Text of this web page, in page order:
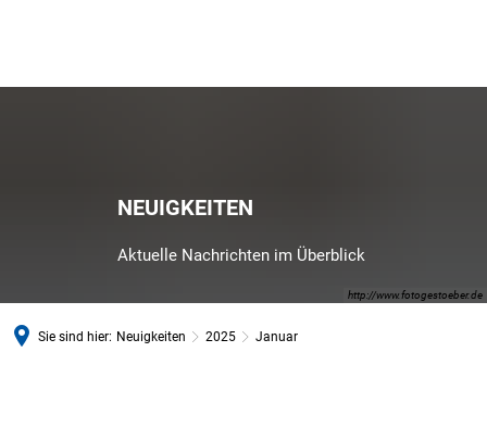
http://www.fotogestoeber.de
NEUIGKEITEN
Aktuelle Nachrichten im Überblick
Sie sind hier: Neuigkeiten 2025 Januar